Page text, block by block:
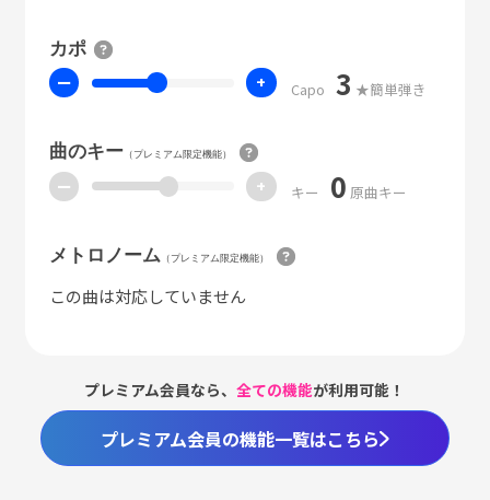
カポ
ー + Capo 3 ★簡単弾き
曲のキー（プレミアム限定機能）
ー + キー 0 原曲キー
メトロノーム （プレミアム限定機能）
この曲は対応していません
プレミアム会員なら、全ての機能が利用可能！
プレミアム会員の機能一覧はこちら